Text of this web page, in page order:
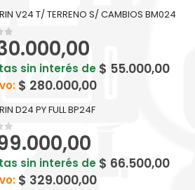
V24 T/ TERRENO S/ CAMBIOS BM024
5
sin interés de $ 55.000,00
$ 280.000,00
D24 PY FULL BP24F
5
sin interés de $ 66.500,00
$ 329.000,00